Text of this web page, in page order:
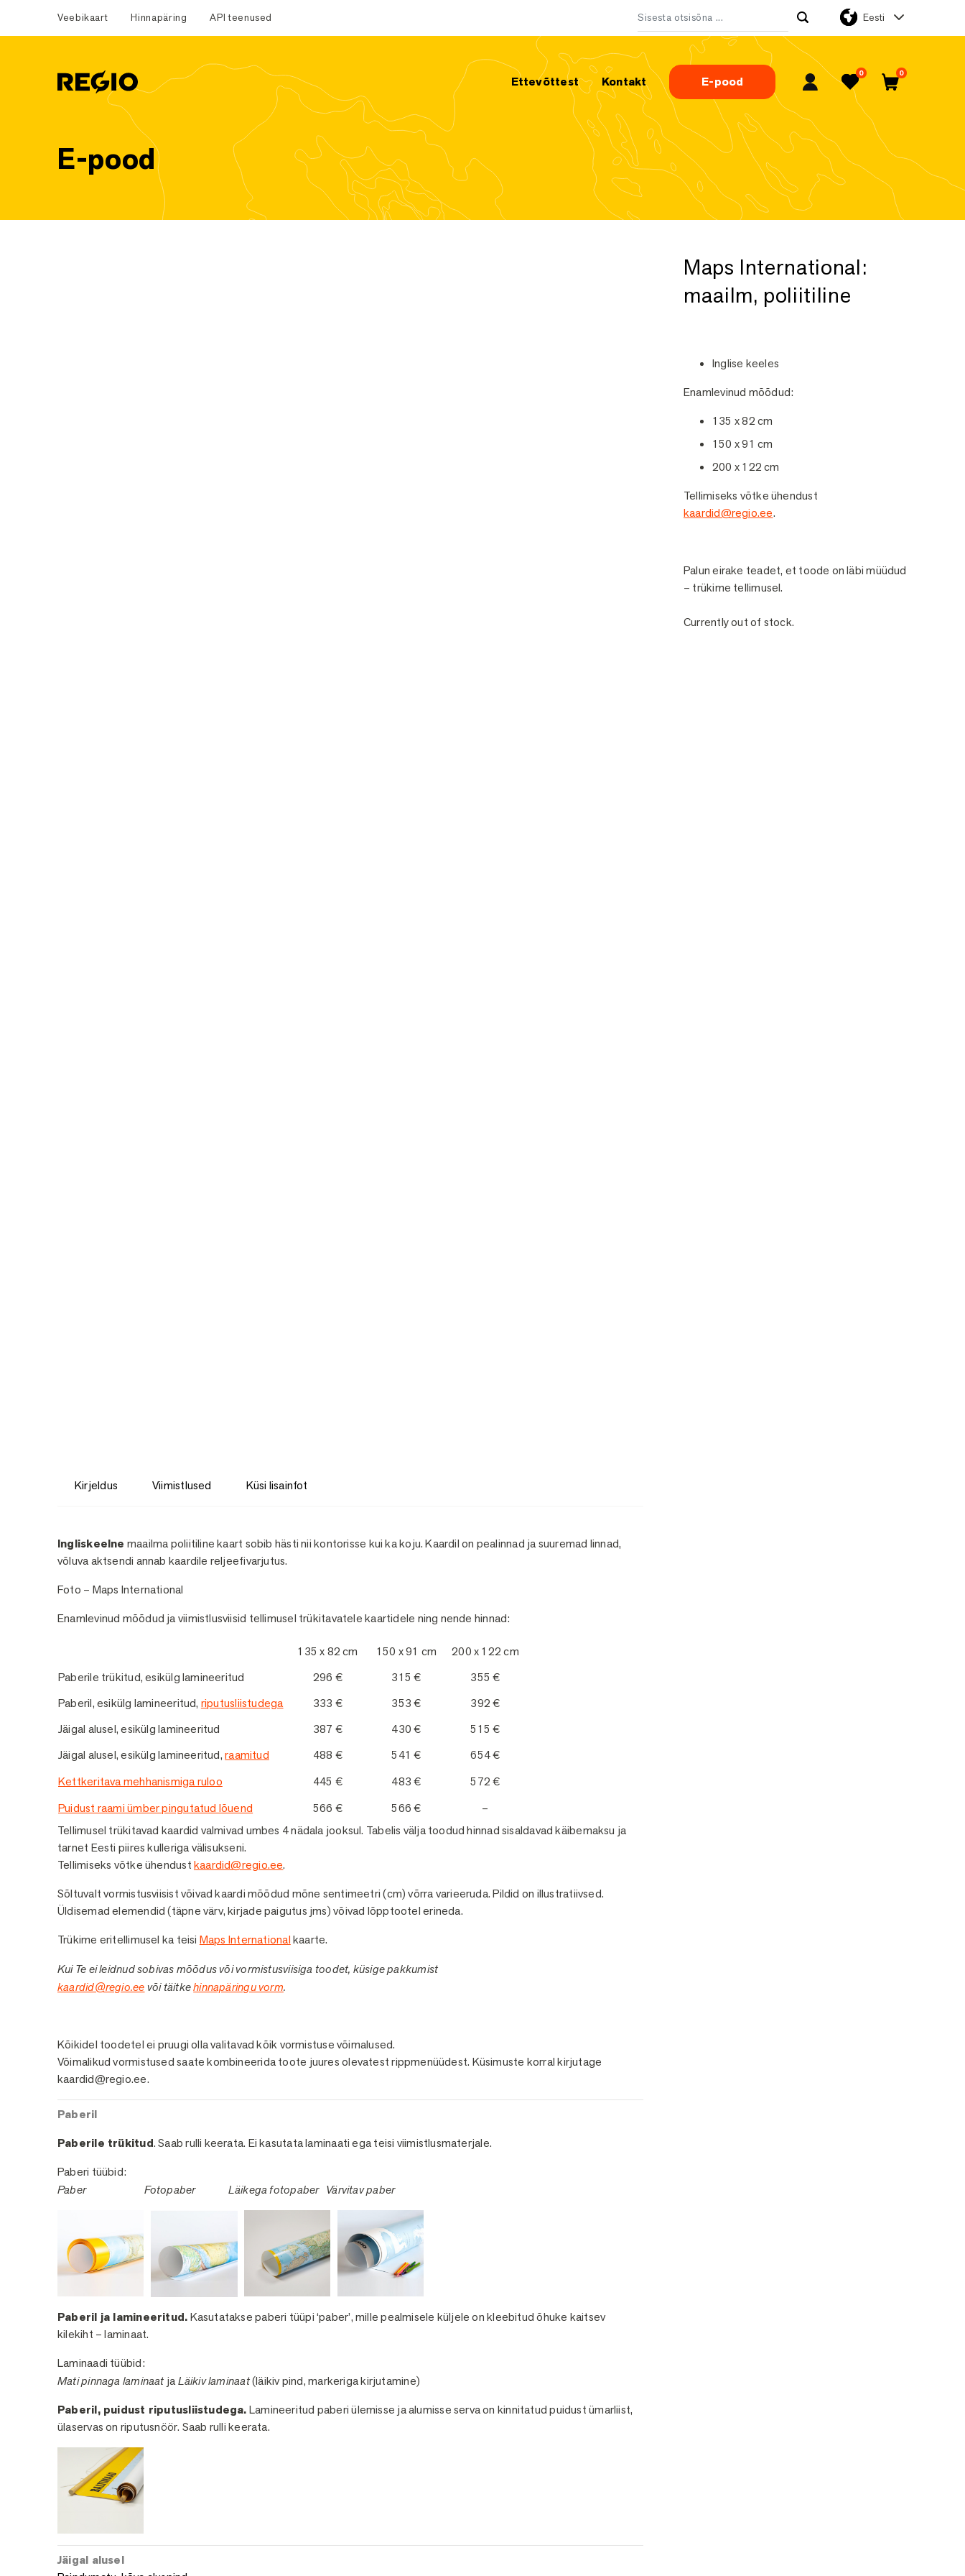
Veebikaart Hinnapäring API teenused
Otsi:
Eesti
Regio Ettevõttest Kontakt E-pood
Minu konto
Lemmikud
0 0
E-pood
Maps International:
maailm, poliitiline
Inglise keeles
Enamlevinud mõõdud:
135 x 82 cm
150 x 91 cm
200 x 122 cm
Tellimiseks võtke ühendust
kaardid@regio.ee.
Palun eirake teadet, et toode on läbi müüdud
– trükime tellimusel.
Currently out of stock.
Kirjeldus Viimistlused Küsi lisainfot
Kirjeldus
Ingliskeelne maailma poliitiline kaart sobib hästi nii kontorisse kui ka koju. Kaardil on pealinnad ja suuremad linnad,
võluva aktsendi annab kaardile reljeefivarjutus.
Foto – Maps International
Enamlevinud mõõdud ja viimistlusviisid tellimusel trükitavatele kaartidele ning nende hinnad:
135 x 82 cm 150 x 91 cm
200 x 122 cm
Paberile trükitud, esikülg lamineeritud
296 € 315 €
355 €
Paberil, esikülg lamineeritud, riputusliistudega 333 € 353 €
392 €
Jäigal alusel, esikülg lamineeritud
387 € 430 €
515 €
Jäigal alusel, esikülg lamineeritud,raamitud 488 € 541 €
654 €
Kettkeritava mehhanismiga ruloo
445 € 483 €
572 €
Puidust raami ümber pingutatud lõuend
566 € 566 €
–
Tellimusel trükitavad kaardid valmivad umbes 4 nädala jooksul. Tabelis välja toodud hinnad sisaldavad käibemaksu ja
tarnet Eesti piires kulleriga välisukseni.
Tellimiseks võtke ühendustkaardid@regio.ee.
Sõltuvalt vormistusviisist võivad kaardi mõõdud mõne sentimeetri (cm) võrra varieeruda. Pildid on illustratiivsed.
Üldisemad elemendid (täpne värv, kirjade paigutus jms) võivad lõpptootel erineda.
Trükime eritellimusel ka teisi Maps Internationalkaarte.
Kui Te ei leidnud sobivas mõõdus või vormistusviisiga toodet, küsige pakkumist
kaardid@regio.ee või täitkehinnapäringu vorm.
Viimistlused
Kõikidel toodetel ei pruugi olla valitavad kõik vormistuse võimalused.
Võimalikud vormistused saate kombineerida toote juures olevatest rippmenüüdest. Küsimuste korral kirjutage
kaardid@regio.ee.
Paberil
Paberile trükitud. Saab rulli keerata. Ei kasutata laminaati ega teisi viimistlusmaterjale.
Paberi tüübid:
Paber Fotopaber Läikega fotopaber Värvitav paber
Paberil ja lamineeritud.Kasutatakse paberi tüüpi ‘paber’, mille pealmisele küljele on kleebitud õhuke kaitsev
kilekiht – laminaat.
Laminaadi tüübid:
Mati pinnaga laminaat ja Läikiv laminaat(läikiv pind, markeriga kirjutamine)
Paberil, puidust riputusliistudega.Lamineeritud paberi ülemisse ja alumisse serva on kinnitatud puidust ümarliist,
ülaservas on riputusnöör. Saab rulli keerata.
Jäigal alusel